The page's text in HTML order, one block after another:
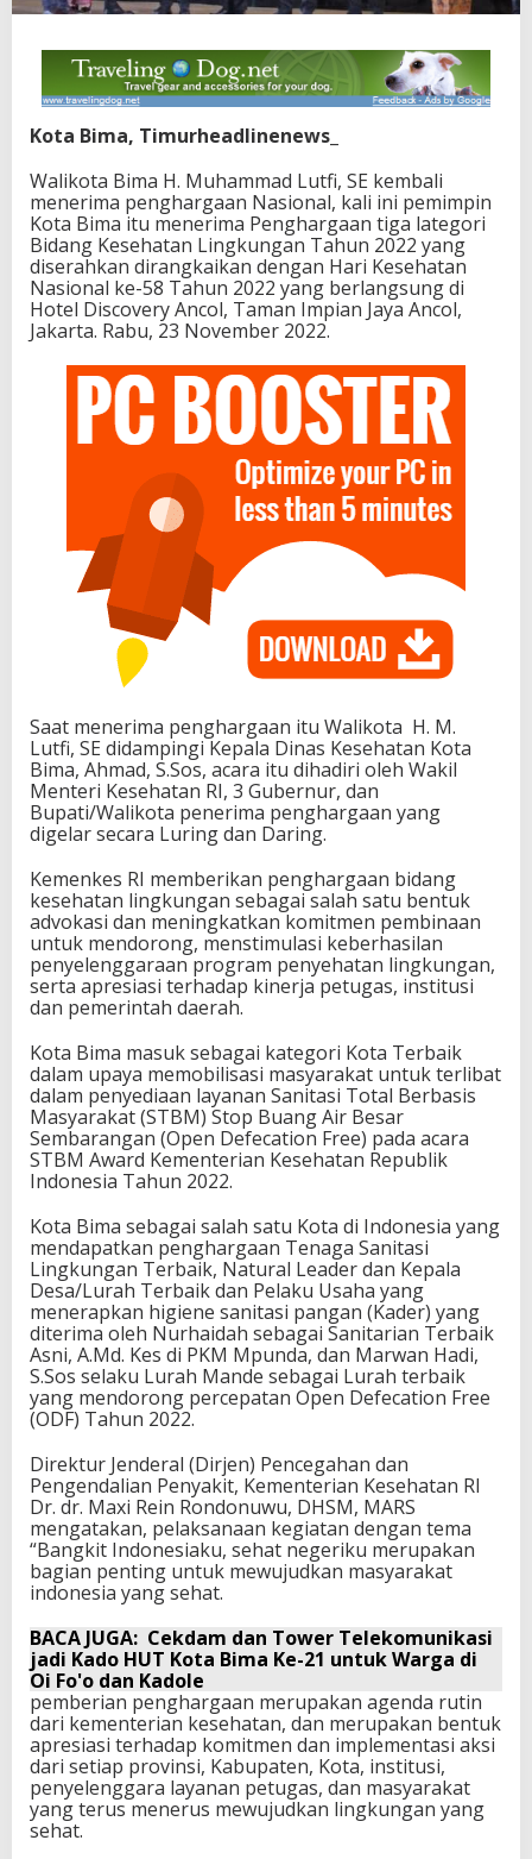
Kota Bima, Timurheadlinenews_
Walikota Bima H. Muhammad Lutfi, SE kembali
menerima penghargaan Nasional, kali ini pemimpin
Kota Bima itu menerima Penghargaan tiga lategori
Bidang Kesehatan Lingkungan Tahun 2022 yang
diserahkan dirangkaikan dengan Hari Kesehatan
Nasional ke-58 Tahun 2022 yang berlangsung di
Hotel Discovery Ancol, Taman Impian Jaya Ancol,
Jakarta. Rabu, 23 November 2022.
Saat menerima penghargaan itu Walikota H. M.
Lutfi, SE didampingi Kepala Dinas Kesehatan Kota
Bima, Ahmad, S.Sos, acara itu dihadiri oleh Wakil
Menteri Kesehatan RI, 3 Gubernur, dan
Bupati/Walikota penerima penghargaan yang
digelar secara Luring dan Daring.
Kemenkes RI memberikan penghargaan bidang
kesehatan lingkungan sebagai salah satu bentuk
advokasi dan meningkatkan komitmen pembinaan
untuk mendorong, menstimulasi keberhasilan
penyelenggaraan program penyehatan lingkungan,
serta apresiasi terhadap kinerja petugas, institusi
dan pemerintah daerah.
Kota Bima masuk sebagai kategori Kota Terbaik
dalam upaya memobilisasi masyarakat untuk terlibat
dalam penyediaan layanan Sanitasi Total Berbasis
Masyarakat (STBM) Stop Buang Air Besar
Sembarangan (Open Defecation Free) pada acara
STBM Award Kementerian Kesehatan Republik
Indonesia Tahun 2022.
Kota Bima sebagai salah satu Kota di Indonesia yang
mendapatkan penghargaan Tenaga Sanitasi
Lingkungan Terbaik, Natural Leader dan Kepala
Desa/Lurah Terbaik dan Pelaku Usaha yang
menerapkan higiene sanitasi pangan (Kader) yang
diterima oleh Nurhaidah sebagai Sanitarian Terbaik
Asni, A.Md. Kes di PKM Mpunda, dan Marwan Hadi,
S.Sos selaku Lurah Mande sebagai Lurah terbaik
yang mendorong percepatan Open Defecation Free
(ODF) Tahun 2022.
Direktur Jenderal (Dirjen) Pencegahan dan
Pengendalian Penyakit, Kementerian Kesehatan RI
Dr. dr. Maxi Rein Rondonuwu, DHSM, MARS
mengatakan, pelaksanaan kegiatan dengan tema
“Bangkit Indonesiaku, sehat negeriku merupakan
bagian penting untuk mewujudkan masyarakat
indonesia yang sehat.
BACA JUGA: Cekdam dan Tower Telekomunikasi
jadi Kado HUT Kota Bima Ke-21 untuk Warga di
Oi Fo'o dan Kadole
pemberian penghargaan merupakan agenda rutin
dari kementerian kesehatan, dan merupakan bentuk
apresiasi terhadap komitmen dan implementasi aksi
dari setiap provinsi, Kabupaten, Kota, institusi,
penyelenggara layanan petugas, dan masyarakat
yang terus menerus mewujudkan lingkungan yang
sehat.